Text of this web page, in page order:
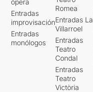
Entradas
improvisación
Entradas
monólogos
Romea
Entradas La
Villarroel
Entradas
Teatro
Condal
Entradas
Teatro
Victòria